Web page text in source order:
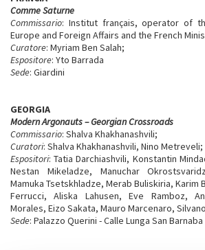
Comme Saturne
Commissario: Institut français, operator of
Europe and Foreign Affairs and the French
Curatore: Myriam Ben Salah;
Espositore: Yto Barrada
Sede: Giardini
GEORGIA
Modern Argonauts – Georgian Crossroads
Commissario: Shalva Khakhanashvili;
Curatori: Shalva Khakhanashvili, Nino Metreveli;
Espositori: Tatia Darchiashvili, Konstantin
Nestan Mikeladze, Manuchar
Mamuka Tsetskhladze, Merab Buliskiria, Karim
Ferrucci, Aliska Lahusen, Eve Ramboz,
Morales, Eizo Sakata, Mauro Marcenaro,
Sede: Palazzo Querini - Calle Lunga San Barnaba